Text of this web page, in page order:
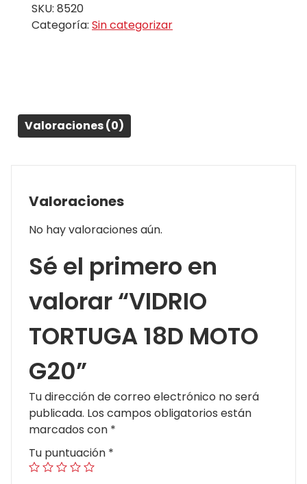
SKU: 8520
Categoría: Sin categorizar
Valoraciones (0)
Valoraciones
No hay valoraciones aún.
Sé el primero en
valorar “VIDRIO
TORTUGA 18D MOTO
G20”
Tu dirección de correo electrónico no será
publicada. Los campos obligatorios están
marcados con *
Tu puntuación *